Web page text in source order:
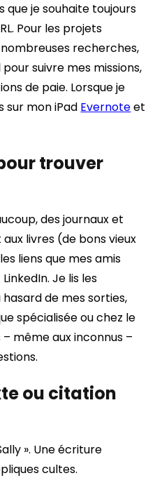
que je souhaite toujours
Pour les projets
recherches,
pour suivre mes missions,
de paie. Lorsque je
sur mon iPad Evernoteet
trouver
des journaux et
livres (de bons vieux
liens que mes amis
Je lis les
de mes sorties,
spécialisée ou chez le
même aux inconnus –
ou citation
». Une écriture
cultes.